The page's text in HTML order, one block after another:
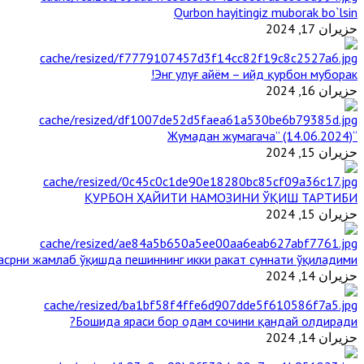
Qurbon hayitingiz muborak bo`lsin
حزيران 17, 2024
Энг улуғ айём – ийд қурбон муборак!
حزيران 16, 2024
“Жумадан жумагача” (14.06.2024)
حزيران 15, 2024
ҚУРБОН ҲАЙИТИ НАМОЗИНИ ЎҚИШ ТАРТИБИ
حزيران 15, 2024
жамлаб ўқишда пешиннинг икки ракат суннати ўқиладими?
حزيران 14, 2024
Бошида яраси бор одам сочини қандай олдиради?
حزيران 14, 2024